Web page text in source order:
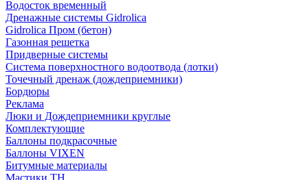
Водосток временный
Дренажные системы Gidrolica
Gidrolica Пром (бетон)
Газонная решетка
Придверные системы
Система поверхностного водоотвода (лотки)
Точечный дренаж (дождеприемники)
Бордюры
Рекламa
Люки и Дождеприемники круглые
Комплектующие
Баллоны подкрасочные
Баллоны VIXEN
Битумные материалы
Мастики ТН